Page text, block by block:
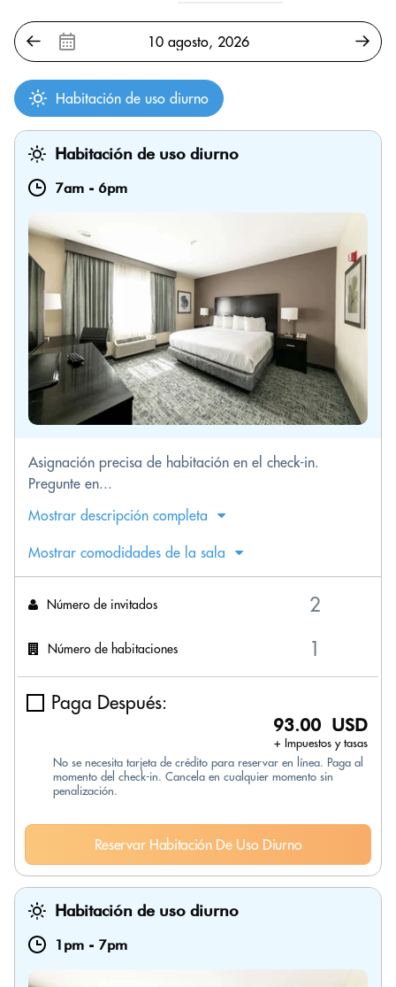
Habitación de uso diurno
Habitación de uso diurno
7am - 6pm
Asignación precisa de habitación en el check-in.
Pregunte en...
Mostrar descripción completa
Mostrar comodidades de la sala
Número de invitados
Número de habitaciones
Paga Después:
93.00 USD
+ Impuestos y tasas
No se necesita tarjeta de crédito para reservar en línea. Paga al
momento del check-in. Cancela en cualquier momento sin
penalización.
Reservar Habitación De Uso Diurno
Habitación de uso diurno
1pm - 7pm